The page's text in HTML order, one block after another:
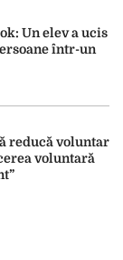
Un elev a ucis
într-un
reducă voluntar
voluntară